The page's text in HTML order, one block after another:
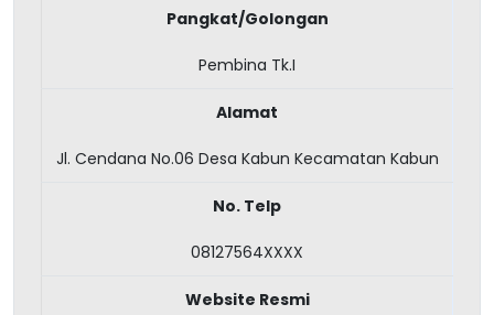
Pangkat/Golongan
Pembina Tk.I
Alamat
Jl. Cendana No.06 Desa Kabun Kecamatan Kabun
No. Telp
08127564XXXX
Website Resmi